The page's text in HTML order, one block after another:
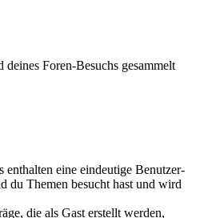
Foren-Besuchs gesammelt
eine eindeutige Benutzer-
du Themen besucht hast und wird
die als Gast erstellt werden,